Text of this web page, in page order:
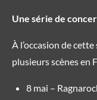
Une série de
À l’occasion de cette
plusieurs scènes en
8 mai –